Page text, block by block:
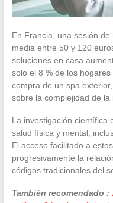
En Francia, una sesión
media entre 50 y 120
soluciones en casa
solo el 8 % de los
compra de un spa
sobre la complejidad de la
La investigación científica
salud física y mental,
El acceso facilitado a
progresivamente la
códigos tradicionales del
También recomendado :